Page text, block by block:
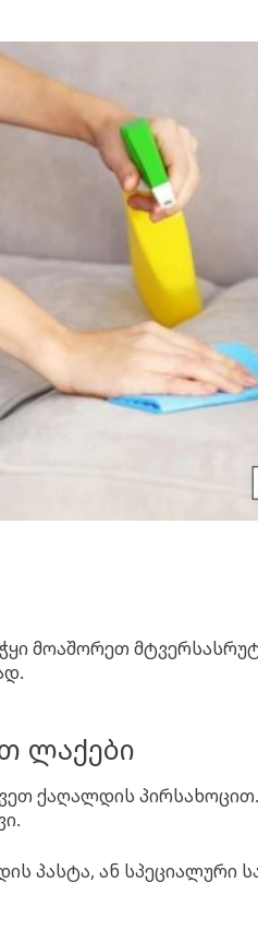
მოაშორეთ
ლაქები
ქაღალდის პირსახოცით.
პასტა, ან სპეციალური